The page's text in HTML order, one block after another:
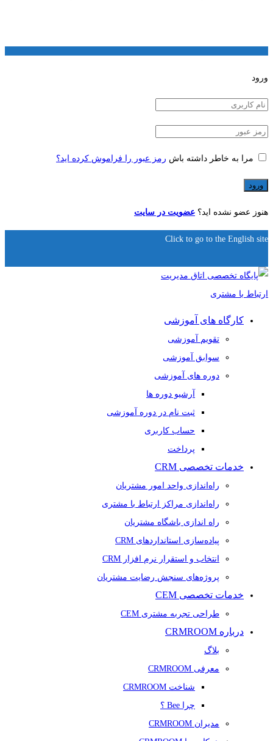
ورود
مرا به خاطر داشته باش رمز عبور را فراموش کرده اید؟
هنوز عضو نشده اید؟ عضویت در سایت
Click to go to the English site
کارگاه های آموزشی
تقویم آموزشی
سوابق آموزشی
دوره های آموزشی
آرشیو دوره ها
ثبت نام در دوره آموزشی
حساب کاربری
پرداخت
خدمات تخصصی CRM
راه‌اندازی واحد امور مشتریان
راه‌اندازی مراکز ارتباط با مشتری
راه اندازی باشگاه مشتریان
پیاده‌سازی استانداردهای CRM
انتخاب و استقرار نرم افزار CRM
پروژه‌های سنجش رضایت مشتریان
خدمات تخصصی CEM
طراحی تجربه مشتری CEM
درباره CRMROOM
بلاگ
معرفی CRMROOM
شناخت CRMROOM
چرا Bee ؟
مدیران CRMROOM